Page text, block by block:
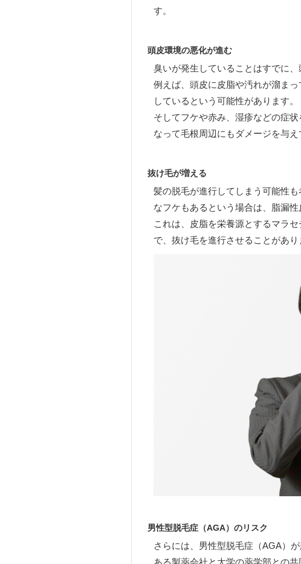
す。
頭皮環境の悪化が進む
臭いが発生していることはすでに
例えば、頭皮に皮脂や汚れが溜ま
しているという可能性があります。
そしてフケや赤み、湿疹などの症
なって毛根周辺にもダメージを与
抜け毛が増える
髪の脱毛が進行してしまう可能性
なフケもあるという場合は、脂漏
これは、皮脂を栄養源とするマラ
で、抜け毛を進行させることがあり
男性型脱毛症（AGA）のリスク
さらには、男性型脱毛症（AGA）
ある製薬会社と大学の薬学部との